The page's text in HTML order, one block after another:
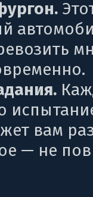
вам
— не